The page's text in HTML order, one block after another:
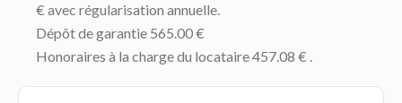
€ avec régularisation annuelle.
Dépôt de garantie 565.00 €
Honoraires à la charge du locataire 457.08 € .